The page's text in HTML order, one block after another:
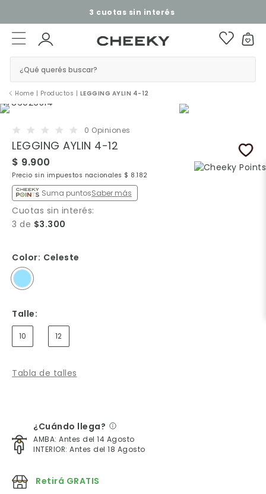
3 cuotas sin interés​ ​
¿Qué querés buscar?
Home | Productos | LEGGING AYLIN 4-12
0 Opiniones
LEGGING AYLIN 4-12
$ 9.900
Precio sin impuestos nacionales $ 8.182
Suma puntosSaber más
Cuotas sin interés:
3 de $3.300
Color: Celeste
Talle:
10 12
Tabla de talles
¿Cuándo llega?
AMBA: Antes del 14 Agosto
INTERIOR: Antes del 18 Agosto
Retirá GRATIS